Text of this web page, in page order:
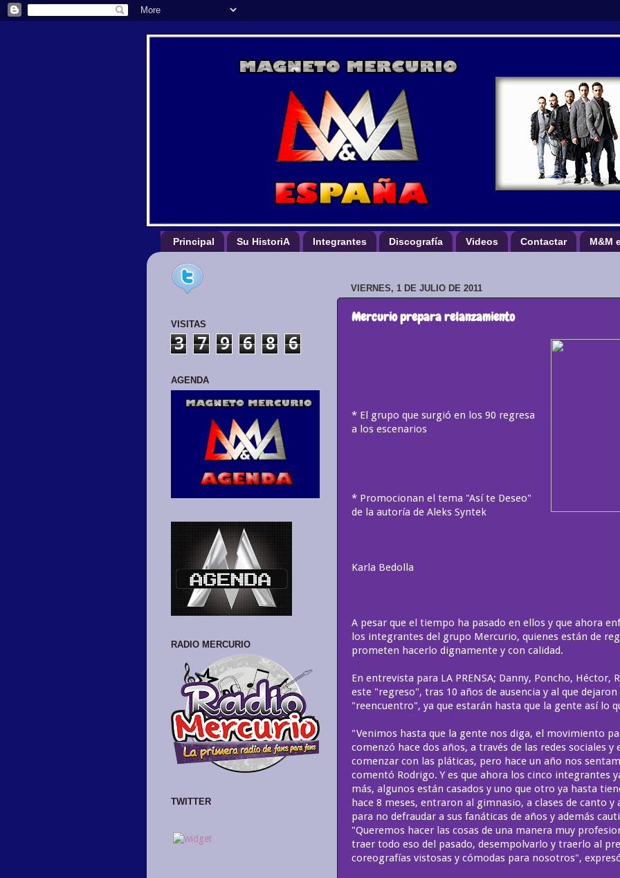
Principal Su HistoriA Integrantes Discografía Videos Contactar M&M
VIERNES, 1 DE JULIO DE 2011
Mercurio prepara relanzamiento
* El grupo que surgió en los 90 regresa
a los escenarios
* Promocionan el tema "Así te Deseo"
de la autoría de Aleks Syntek
Karla Bedolla
A pesar que el tiempo ha pasado en ellos y que ahora
los integrantes del grupo Mercurio, quienes están de
prometen hacerlo dignamente y con calidad.
En entrevista para LA PRENSA; Danny, Poncho, Héctor,
este "regreso", tras 10 años de ausencia y al que
"reencuentro", ya que estarán hasta que la gente así lo
"Venimos hasta que la gente nos diga, el movimiento
comenzó hace dos años, a través de las redes sociales
comenzar con las pláticas, pero hace un año nos
comentó Rodrigo. Y es que ahora los cinco integrantes
más, algunos están casados y uno que otro ya hasta
hace 8 meses, entraron al gimnasio, a clases de canto
para no defraudar a sus fanáticas de años y además
"Queremos hacer las cosas de una manera muy
traer todo eso del pasado, desempolvarlo y traerlo al
coreografías vistosas y cómodas para nosotros",
VISITAS
3 7 9 6 8 6
AGENDA
RADIO MERCURIO
TWITTER